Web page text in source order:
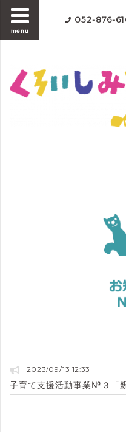
menu
052-876-
2023/09/13 12:33
子育て支援活動事業№３「